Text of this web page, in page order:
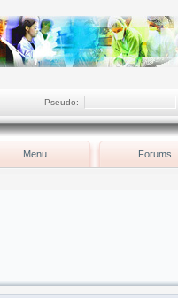
Pseudo:
Menu Forums